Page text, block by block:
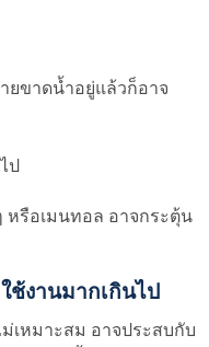
ยขาดน้ำอยู่แล้วก็อาจ
ป
หรือเมนทอล อาจกระตุ้น
ช้งานมากเกินไป
เหมาะสม อาจประสบกับ